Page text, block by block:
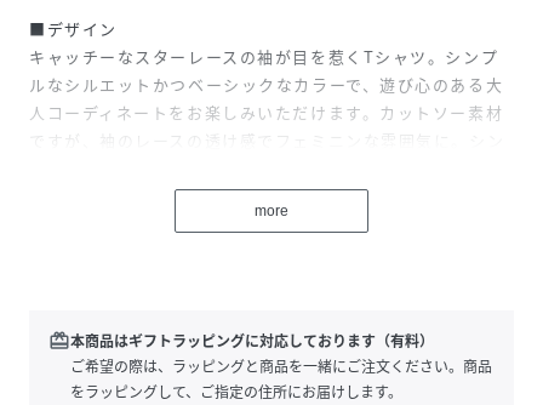
■デザイン
キャッチーなスターレースの袖が目を惹くTシャツ。シンプ
ルなシルエットかつベーシックなカラーで、遊び心のある大
人コーディネートをお楽しみいただけます。カットソー素材
ですが、袖のレースの透け感でフェミニンな雰囲気に。シン
ペットのインナーに着ると袖のデザインが際立っておすす
more
redeem本商品はギフトラッピングに対応しております（有料）
ご希望の際は、ラッピングと商品を一緒にご注文ください。商品
をラッピングして、ご指定の住所にお届けします。